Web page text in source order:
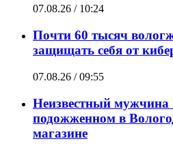
07.08.26 / 10:24
Почти 60 тысяч
защищать себя от
07.08.26 / 09:55
Неизвестный мужчина
подожженном в
магазине